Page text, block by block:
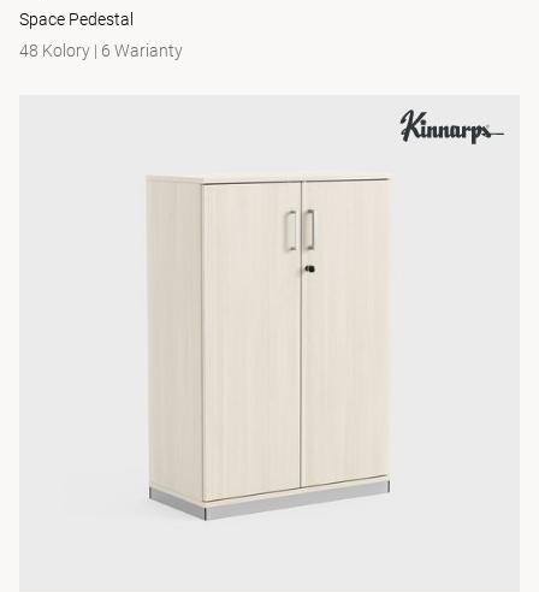
Space Pedestal
48 Kolory | 6 Warianty